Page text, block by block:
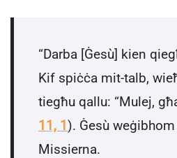
“Darba [Ġesù] kien
Kif spiċċa mit-talb,
tiegħu qallu: “Mulej,
11, 1). Ġesù
Missierna.